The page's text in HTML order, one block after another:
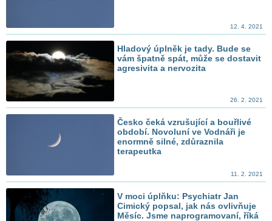
12. 4. 2021
Hladový úplněk je tady. Bude se
vám špatně spát, může se dostavit
agresivita a nervozita
26. 2. 2021
Česko čeká vzrušující a bouřlivé
období. Novoluní ve Vodnáři je
enormně silné, zdůraznila
terapeutka
11. 2. 2021
V moci úplňku: Psychiatr Jan
Cimický popsal, jak nás ovlivňuje
Měsíc. Jsme naprogramovaní, říká